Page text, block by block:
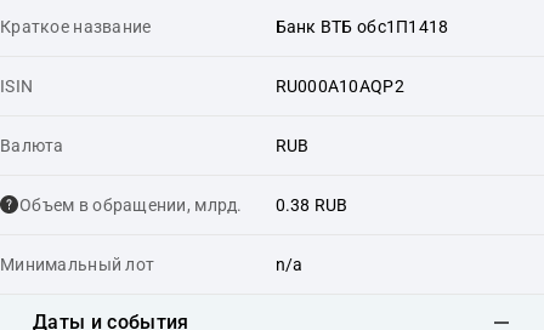
Краткое название Банк ВТБ обс1П1418
ISIN RU000A10AQP2
Валюта RUB
Объем в обращении, млрд. 0.38 RUB
Минимальный лот n/a
Даты и события